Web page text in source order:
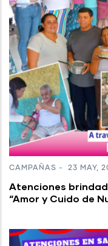
CAMPAÑAS - 23 MAY,
Atenciones
“Amor y Cuido de